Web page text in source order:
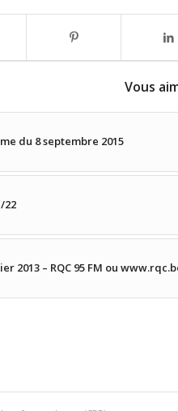
Vous
du 8 septembre 2015
22
2013 – RQC 95 FM ou